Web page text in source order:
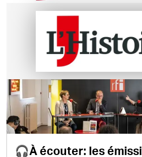
l'histoire sur le site
🎧À écouter: les